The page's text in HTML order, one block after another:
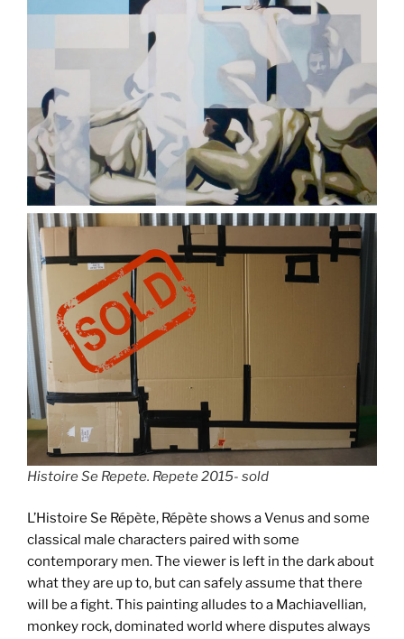
Histoire Se Repete. Repete 2015- sold
L’Histoire Se Répète, Répète shows a Venus and some
classical male characters paired with some
contemporary men. The viewer is left in the dark about
what they are up to, but can safely assume that there
will be a fight. This painting alludes to a Machiavellian,
monkey rock, dominated world where disputes always